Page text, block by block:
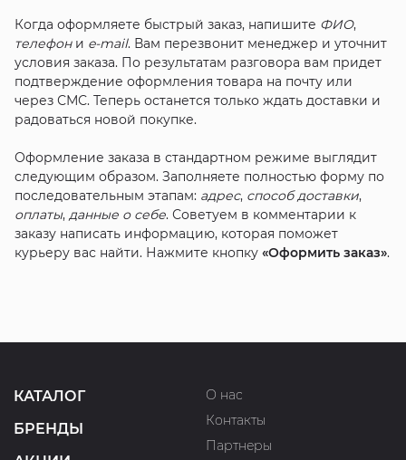
Когда оформляете быстрый заказ, напишите ФИО,
телефони e-mail. Вам перезвонит менеджер и уточнит
условия заказа. По результатам разговора вам придет
подтверждение оформления товара на почту или
через СМС. Теперь останется только ждать доставки и
радоваться новой покупке.
Оформление заказа в стандартном режиме выглядит
следующим образом. Заполняете полностью форму по
последовательным этапам: адрес, способ доставки,
оплаты, данные о себе. Советуем в комментарии к
заказу написать информацию, которая поможет
курьеру вас найти. Нажмите кнопку «Оформить заказ».
КАТАЛОГ
БРЕНДЫ
О нас
Контакты
Партнеры